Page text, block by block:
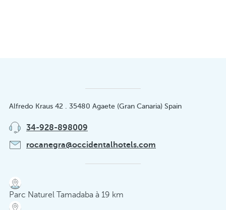
Alfredo Kraus 42 . 35480 Agaete (Gran Canaria) Spain
34-928-898009
rocanegra@occidentalhotels.com
Parc Naturel Tamadaba à 19 km